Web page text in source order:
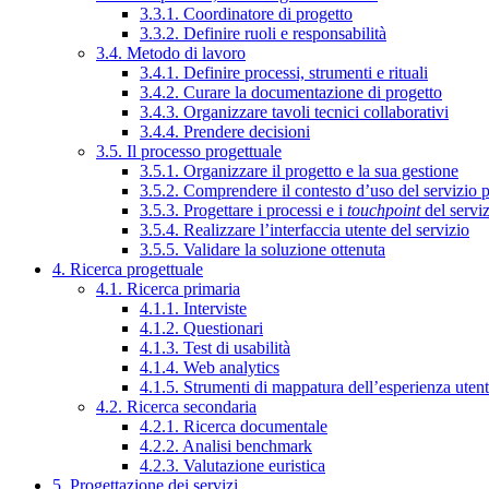
3.3.1. Coordinatore di progetto
3.3.2. Definire ruoli e responsabilità
3.4. Metodo di lavoro
3.4.1. Definire processi, strumenti e rituali
3.4.2. Curare la documentazione di progetto
3.4.3. Organizzare tavoli tecnici collaborativi
3.4.4. Prendere decisioni
3.5. Il processo progettuale
3.5.1. Organizzare il progetto e la sua gestione
3.5.2. Comprendere il contesto d’uso del servizio
3.5.3. Progettare i processi e i touchpointdel
3.5.4. Realizzare l’interfaccia utente del servizio
3.5.5. Validare la soluzione ottenuta
4. Ricerca progettuale
4.1. Ricerca primaria
4.1.1. Interviste
4.1.2. Questionari
4.1.3. Test di usabilità
4.1.4. Web analytics
4.1.5. Strumenti di mappatura dell’esperienza
4.2. Ricerca secondaria
4.2.1. Ricerca documentale
4.2.2. Analisi benchmark
4.2.3. Valutazione euristica
5. Progettazione dei servizi